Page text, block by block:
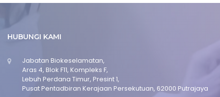
HUBUNGI KAMI
Jabatan Biokeselamatan,
Aras 4, Blok F11, Kompleks F,
Lebuh Perdana Timur, Presint 1,
Pusat Pentadbiran Kerajaan Persekutuan, 62000 Putrajaya